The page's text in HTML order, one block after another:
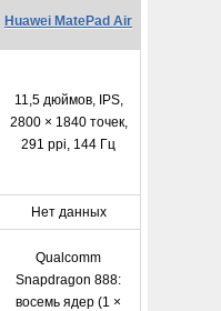
Huawei MatePad Air
11,5 дюймов, IPS,
2800 × 1840 точек,
291 ppi, 144 Гц
Нет данных
Qualcomm
Snapdragon 888:
восемь ядер (1 ×